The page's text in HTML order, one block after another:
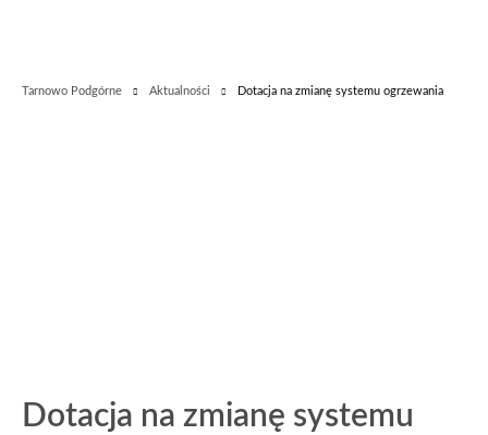
Tarnowo Podgórne Aktualności Dotacja na zmianę systemu ogrzewania
Dotacja na zmianę systemu